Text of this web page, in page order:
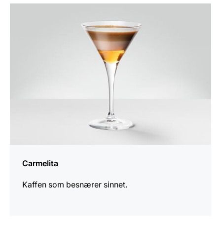
Carmelita
Kaffen som besnærer sinnet.